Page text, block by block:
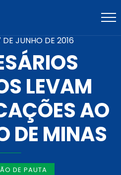
DE JUNHO DE 2016
LEVAM
AO
DE MINAS
DE PAUTA